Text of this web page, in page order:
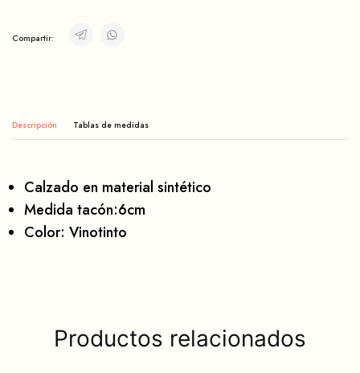
Compartir:
Descripción
Calzado en material sintético
Medida tacón:6cm
Color: Vinotinto
Productos relacionados